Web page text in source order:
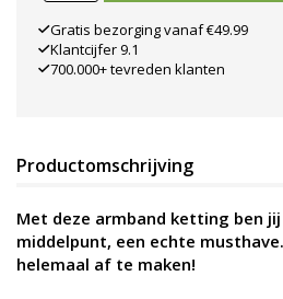
Gratis bezorging vanaf €49.99
Klantcijfer 9.1
700.000+ tevreden klanten
Productomschrijving
Met deze armband ketting ben
middelpunt, een echte
helemaal af te maken!